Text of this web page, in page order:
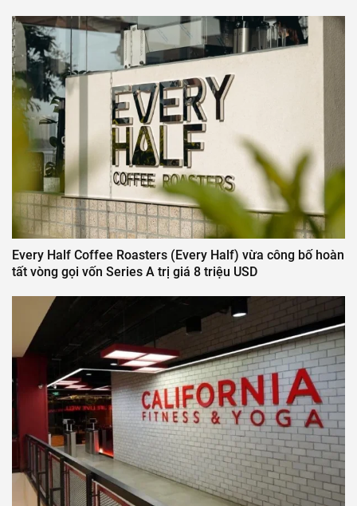
Every Half Coffee Roasters (Every Half) vừa công bố hoàn
tất vòng gọi vốn Series A trị giá 8 triệu USD